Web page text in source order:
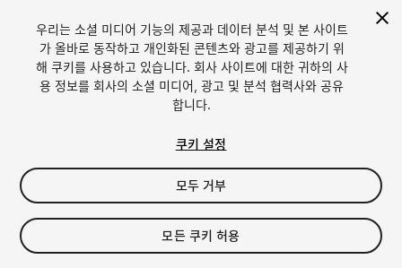
1/9
$5.99
세금/부가세는 결제 시 반영됩니다.
우리는 소셜 미디어 기능의 제공과 데이터 분석 및 본 사이트
가 올바로 동작하고 개인화된 콘텐츠와 광고를 제공하기 위
해 쿠키를 사용하고 있습니다. 회사 사이트에 대한 귀하의 사
용 정보를 회사의 소셜 미디어, 광고 및 분석 협력사와 공유
합니다.
쿠키 설정
모두 거부
모든 쿠키 허용